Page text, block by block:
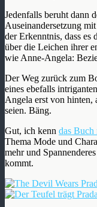
Jedenfalls beruht dann
Auseinandersetzung
der Erkenntnis, dass es
über die Leichen ihrer
wie Anne-Angela:
Der Weg zurück zum
eines ebefalls
Angela erst von hinten,
seien. Bäng.
Gut, ich kenn das Buch
Thema Mode und
mehr und
kommt.